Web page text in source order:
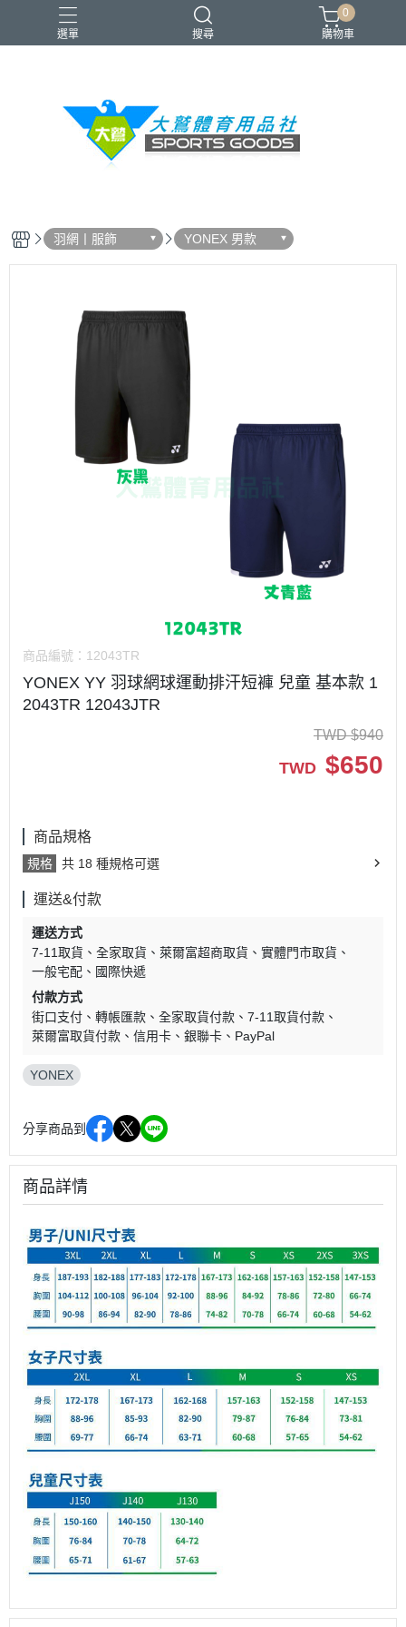
選單 搜尋
VICTOR YONEX 羽球拍 羽球鞋 零碼出清
0
購物車
羽網丨服飾 YONEX 男款
商品編號： 12043TR
YONEX YY 羽球網球運動排汗短褲 兒童 基本款 1
2043TR 12043JTR
TWD $940
TWD $650
商品規格
規格 共 18 種規格可選
運送&付款
運送方式
7-11取貨
全家取貨 萊爾富超商取貨
實體門市取貨
一般宅配
國際快遞
付款方式
街口支付
轉帳匯款 全家取貨付款
7-11取貨付款
萊爾富取貨付款
信用卡 銀聯卡 PayPal
YONEX
分享商品到
商品詳情